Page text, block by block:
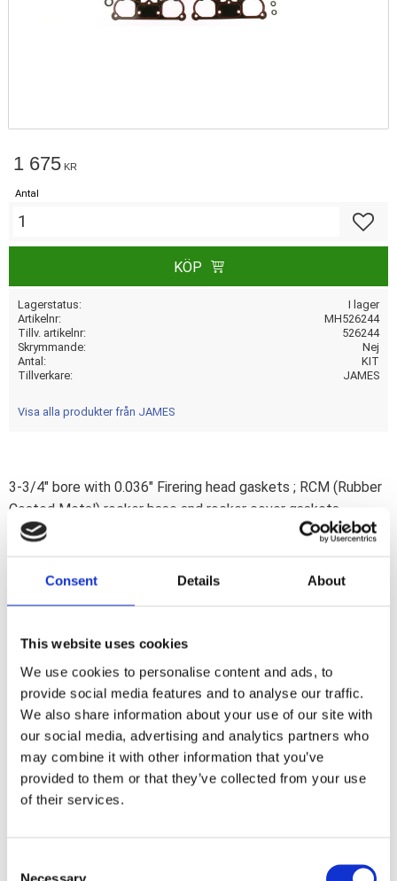
Consent Details About
This website uses cookies
We use cookies to personalise content and ads, to
provide social media features and to analyse our traffic.
We also share information about your use of our site with
our social media, advertising and analytics partners who
may combine it with other information that you’ve
provided to them or that they’ve collected from your use
of their services.
Necessary
1 675 KR
Antal
KÖP
Lagerstatus
I lager
Artikelnr
MH526244
Tillv. artikelnr
526244
Skrymmande
Nej
Antal
KIT
Tillverkare
JAMES
Visa alla produkter från JAMES
3-3/4" bore with 0.036" Firering head gaskets ; RCM (Rubber
Coated Metal) rocker base and rocker cover gaskets.
Includes all gaskets; seals and O-rings to complete a top
Dela med dig
F
a
c
e
b
o
o
k
Omdömen
Du